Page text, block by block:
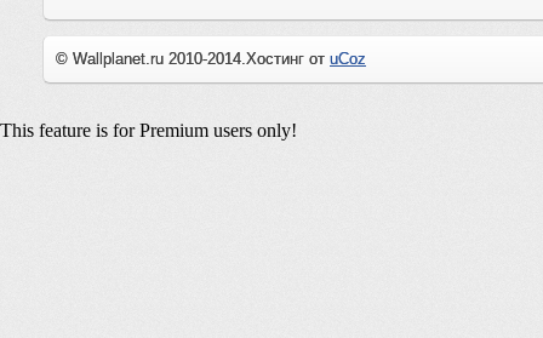
© Wallplanet.ru 2010-2014.Хостинг от uCoz
This feature is for Premium users only!